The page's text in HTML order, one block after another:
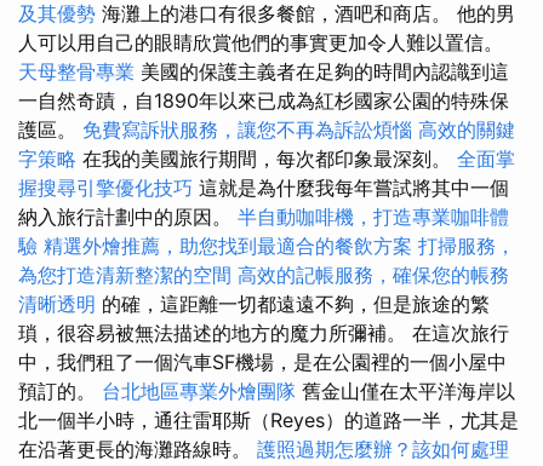
及其優勢 海灘上的港口有很多餐館，酒吧和商店。 他的男
人可以用自己的眼睛欣賞他們的事實更加令人難以置信。
天母整骨專業 美國的保護主義者在足夠的時間內認識到這
一自然奇蹟，自1890年以來已成為紅杉國家公園的特殊保
護區。 免費寫訴狀服務，讓您不再為訴訟煩惱 高效的關鍵
字策略 在我的美國旅行期間，每次都印象最深刻。 全面掌
握搜尋引擎優化技巧 這就是為什麼我每年嘗試將其中一個
納入旅行計劃中的原因。 半自動咖啡機，打造專業咖啡體
驗 精選外燴推薦，助您找到最適合的餐飲方案 打掃服務，
為您打造清新整潔的空間 高效的記帳服務，確保您的帳務
清晰透明 的確，這距離一切都遠遠不夠，但是旅途的繁
瑣，很容易被無法描述的地方的魔力所彌補。 在這次旅行
中，我們租了一個汽車SF機場，是在公園裡的一個小屋中
預訂的。 台北地區專業外燴團隊 舊金山僅在太平洋海岸以
北一個半小時，通往雷耶斯（Reyes）的道路一半，尤其是
在沿著更長的海灘路線時。 護照過期怎麼辦？該如何處理